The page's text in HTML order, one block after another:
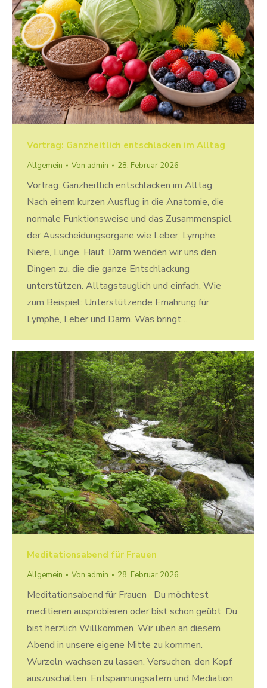
Vortrag: Ganzheitlich entschlacken im Alltag
Allgemein Von admin 28. Februar 2026
Vortrag: Ganzheitlich entschlacken im Alltag
Nach einem kurzen Ausflug in die Anatomie, die
normale Funktionsweise und das Zusammenspiel
der Ausscheidungsorgane wie Leber, Lymphe,
Niere, Lunge, Haut, Darm wenden wir uns den
Dingen zu, die die ganze Entschlackung
unterstützen. Alltagstauglich und einfach. Wie
zum Beispiel: Unterstützende Ernährung für
Lymphe, Leber und Darm. Was bringt…
Meditationsabend für Frauen
Allgemein Von admin 28. Februar 2026
Meditationsabend für Frauen Du möchtest
meditieren ausprobieren oder bist schon geübt. Du
bist herzlich Willkommen. Wir üben an diesem
Abend in unsere eigene Mitte zu kommen.
Wurzeln wachsen zu lassen. Versuchen, den Kopf
auszuschalten. Entspannungsatem und Mediation